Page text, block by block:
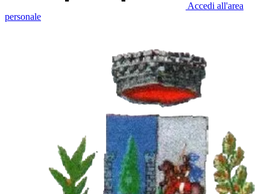
Accedi all'area
personale